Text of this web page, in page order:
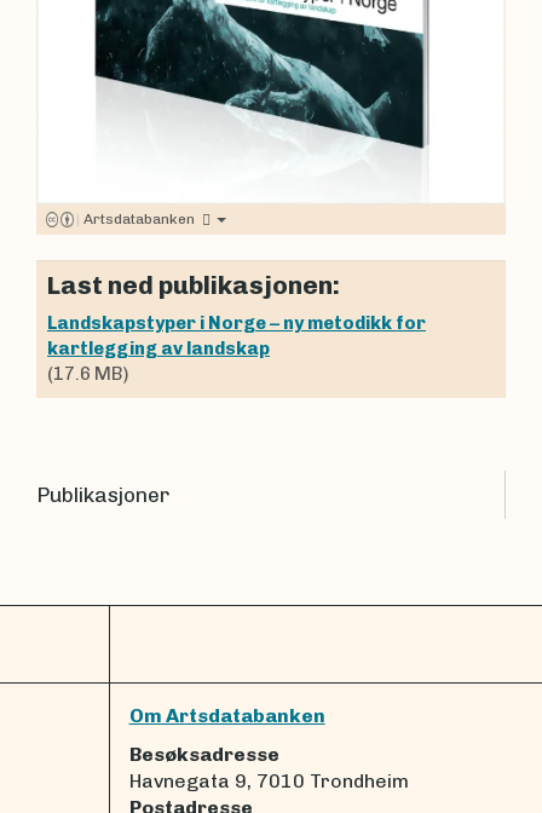
| Artsdatabanken
Last ned publikasjonen:
Landskapstyper i Norge – ny metodikk for
kartlegging av landskap
(17.6 MB)
Publikasjoner
Om Artsdatabanken
Besøksadresse
Havnegata 9, 7010 Trondheim
Postadresse